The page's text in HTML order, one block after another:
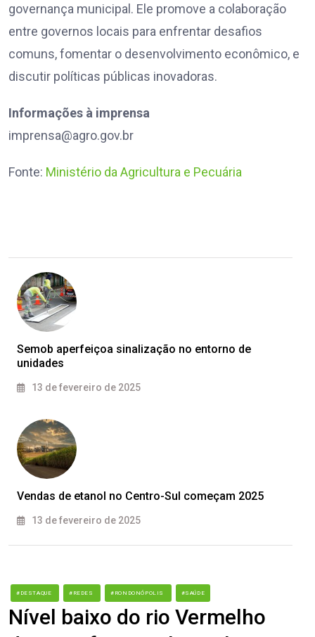
governança municipal. Ele promove a colaboração
entre governos locais para enfrentar desafios
comuns, fomentar o desenvolvimento econômico, e
discutir políticas públicas inovadoras.
Informações à imprensa
imprensa@agro.gov.br
Fonte: Ministério da Agricultura e Pecuária
Semob aperfeiçoa sinalização no entorno de
unidades
13 de fevereiro de 2025
Vendas de etanol no Centro-Sul começam 2025
13 de fevereiro de 2025
#DESTAQUE #REDES #RONDONÓPOLIS #SAÚDE
Nível baixo do rio Vermelho